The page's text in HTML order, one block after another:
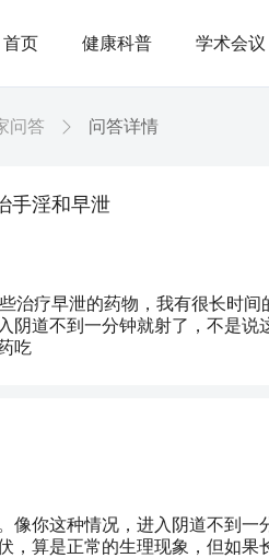
首页 健康科普 学术会议
问答 问答详情
手淫和早泄
治疗早泄的药物，我有很长时
阴道不到一分钟就射了，不是
吃
像你这种情况，进入阴道不到
，算是正常的生理现象，但如